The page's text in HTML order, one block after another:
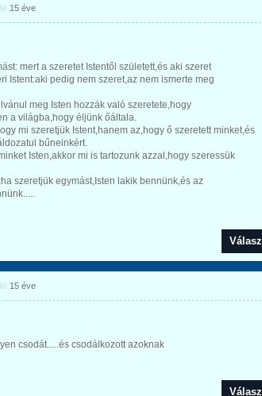
15 éve
mert a szeretet Istentől született,és aki szeret
Istent:aki pedig nem szeret,az nem ismerte meg
meg Isten hozzák való szeretete,hogy
a világba,hogy éljünk őáltala.
mi szeretjük Istent,hanem az,hogy ő szeretett minket,és
bűneinkért.
Isten,akkor mi is tartozunk azzal,hogy szeressük
szeretjük egymást,Isten lakik bennünk,és az
Válasz
15 éve
csodát.....és csodálkozott azoknak
Válasz